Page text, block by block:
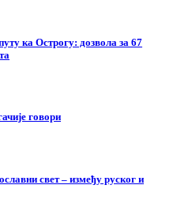
ка Острогу: дозвола за 67
говори
свет – између руског и